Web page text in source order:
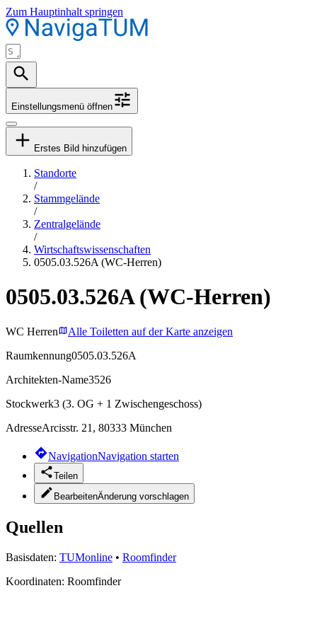
Zum Hauptinhalt springen
Einstellungsmenü öffnen
Erstes Bild hinzufügen
Standorte
/
Stammgelände
/
Zentralgelände
/
Wirtschaftswissenschaften
0505.03.526A (WC-Herren)
0505.03.526A (WC-Herren)
WC Herren
Alle Toiletten auf der Karte anzeigen
Raumkennung0505.03.526A
Architekten-Name3526
Stockwerk3 (3. OG + 1 Zwischengeschoss)
AdresseArcisstr. 21, 80333 München
NavigationNavigation starten
Teilen
BearbeitenÄnderung vorschlagen
Quellen
Basisdaten: TUMonline • Roomfinder
Koordinaten: Roomfinder